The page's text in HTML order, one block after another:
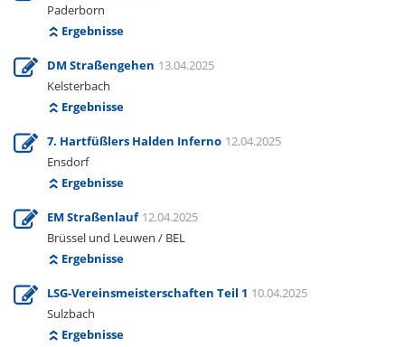
Paderborn
Ergebnisse
DM Straßengehen 13.04.2025
Kelsterbach
Ergebnisse
7. Hartfüßlers Halden Inferno 12.04.2025
Ensdorf
Ergebnisse
EM Straßenlauf 12.04.2025
Brüssel und Leuwen / BEL
Ergebnisse
LSG-Vereinsmeisterschaften Teil 1 10.04.2025
Sulzbach
Ergebnisse